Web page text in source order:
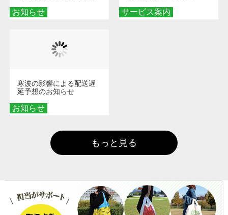
お知らせ サービス案内
お知らせ
寒波の影響による配送遅
延予想のお知らせ
もっと見る